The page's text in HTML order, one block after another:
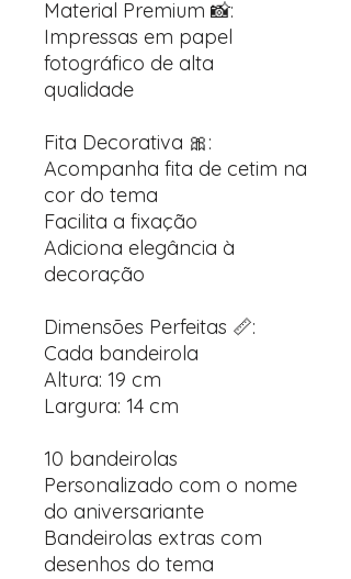
Material Premium 📸:
Impressas em papel
fotográfico de alta
qualidade
Fita Decorativa 🎀:
Acompanha fita de cetim na
cor do tema
Facilita a fixação
Adiciona elegância à
decoração
Dimensões Perfeitas 📏:
Cada bandeirola
Altura: 19 cm
Largura: 14 cm
10 bandeirolas
Personalizado com o nome
do aniversariante
Bandeirolas extras com
desenhos do tema